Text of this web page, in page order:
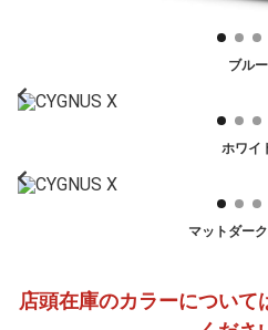
ブルー
ホワイ
マットダー
店頭在庫のカラーについ